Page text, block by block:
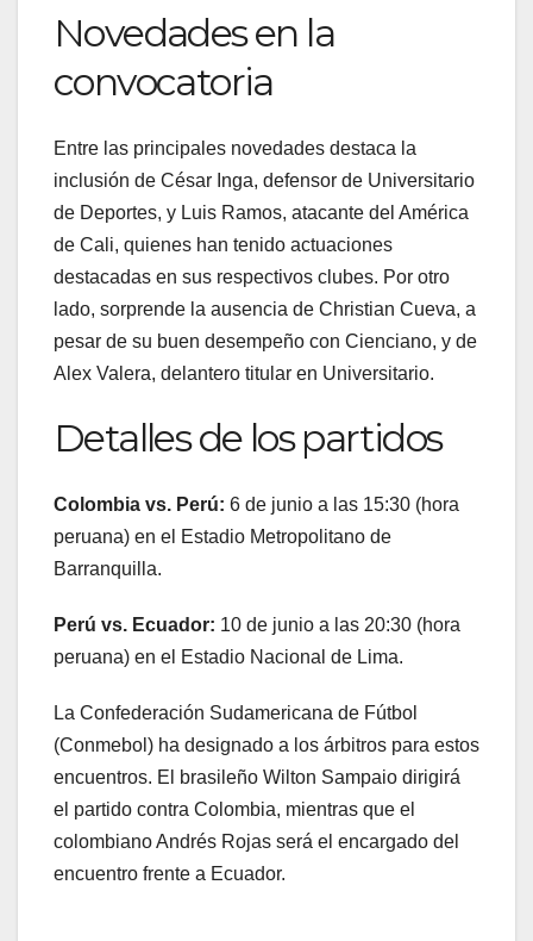
Novedades en la
convocatoria
Entre las principales novedades destaca la
inclusión de César Inga, defensor de Universitario
de Deportes, y Luis Ramos, atacante del América
de Cali, quienes han tenido actuaciones
destacadas en sus respectivos clubes. Por otro
lado, sorprende la ausencia de Christian Cueva, a
pesar de su buen desempeño con Cienciano, y de
Alex Valera, delantero titular en Universitario.
Detalles de los partidos
Colombia vs. Perú: 6 de junio a las 15:30 (hora
peruana) en el Estadio Metropolitano de
Barranquilla.
Perú vs. Ecuador: 10 de junio a las 20:30 (hora
peruana) en el Estadio Nacional de Lima.
La Confederación Sudamericana de Fútbol
(Conmebol) ha designado a los árbitros para estos
encuentros. El brasileño Wilton Sampaio dirigirá
el partido contra Colombia, mientras que el
colombiano Andrés Rojas será el encargado del
encuentro frente a Ecuador.